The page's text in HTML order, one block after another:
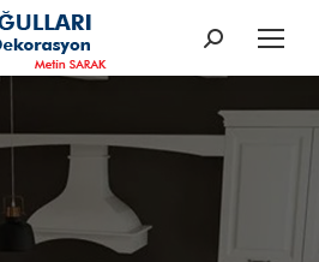
Search: